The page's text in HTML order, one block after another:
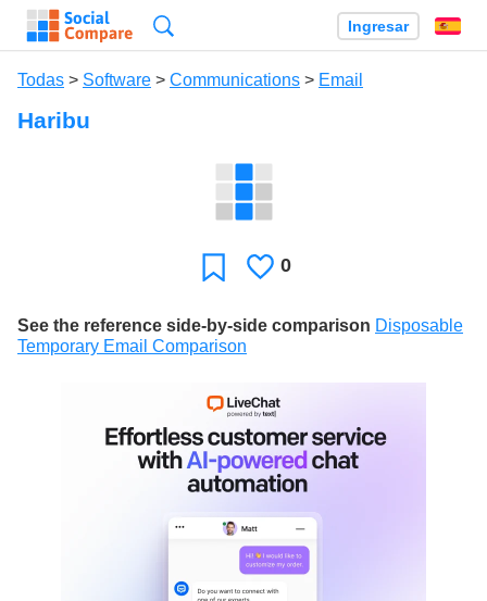
Ingresar
Todas > Software > Communications > Email
Haribu
Favoritos
Le
0
See the reference side-by-side comparison Disposable
Temporary Email Comparison